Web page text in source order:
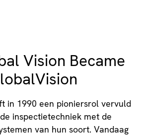
Vision Became
in 1990 een pioniersrol vervuld
inspectietechniek met de
van hun soort. Vandaag